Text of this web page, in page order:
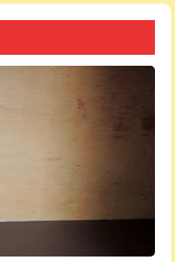
11,000円~
55,000円
8,800円
11,000円